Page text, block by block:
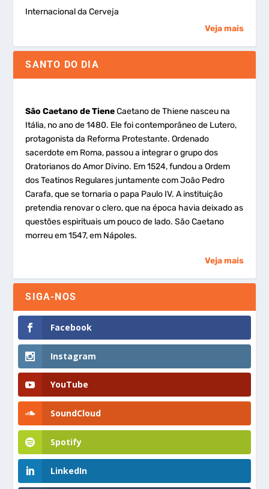
Internacional da Cerveja
Veja mais
SANTO DO DIA
São Caetano de TieneCaetano de Thiene nasceu na
Itália, no ano de 1480. Ele foi contemporâneo de Lutero,
protagonista da Reforma Protestante. Ordenado
sacerdote em Roma, passou a integrar o grupo dos
Oratorianos do Amor Divino. Em 1524, fundou a Ordem
dos Teatinos Regulares juntamente com João Pedro
Carafa, que se tornaria o papa Paulo IV. A instituição
pretendia renovar o clero, que na época havia deixado as
questões espirituais um pouco de lado. São Caetano
morreu em 1547, em Nápoles.
Veja mais
SIGA-NOS
Facebook
Instagram
YouTube
SoundCloud
Spotify
LinkedIn